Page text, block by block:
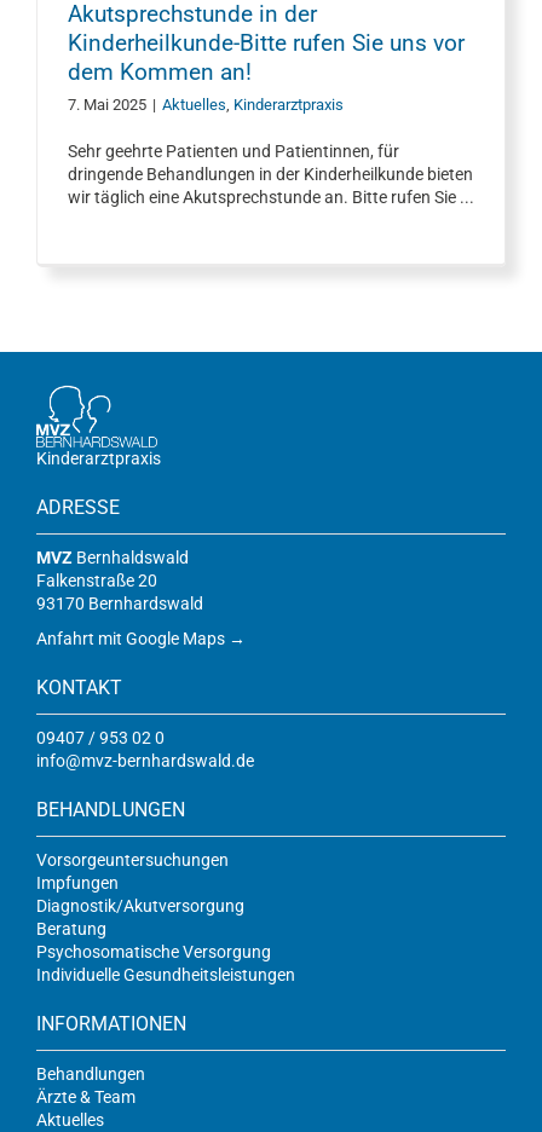
Akutsprechstunde in der
Kinderheilkunde-Bitte rufen Sie uns vor
dem Kommen an!
7. Mai 2025 | Aktuelles, Kinderarztpraxis
Sehr geehrte Patienten und Patientinnen, für
dringende Behandlungen in der Kinderheilkunde bieten
wir täglich eine Akutsprechstunde an. Bitte rufen Sie ...
Kinderarztpraxis
ADRESSE
MVZ Bernhaldswald
Falkenstraße 20
93170 Bernhardswald
Anfahrt mit Google Maps →
KONTAKT
09407 / 953 02 0
info@mvz-bernhardswald.de
BEHANDLUNGEN
Vorsorgeuntersuchungen
Impfungen
Diagnostik/Akutversorgung
Beratung
Psychosomatische Versorgung
Individuelle Gesundheitsleistungen
INFORMATIONEN
Behandlungen
Ärzte & Team
Aktuelles